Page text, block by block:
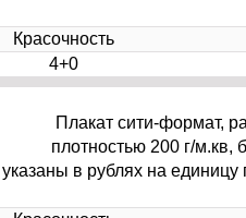
Красочность
4+0
Плакат сити-формат,
плотностью 200 г/м.кв,
в рублях на